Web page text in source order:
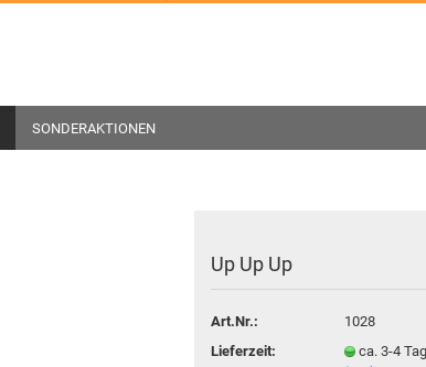
Passwort vergessen?
SONDERAKTIONEN
Up Up Up
Art.Nr.:
1028
Lieferzeit:
ca. 3-4